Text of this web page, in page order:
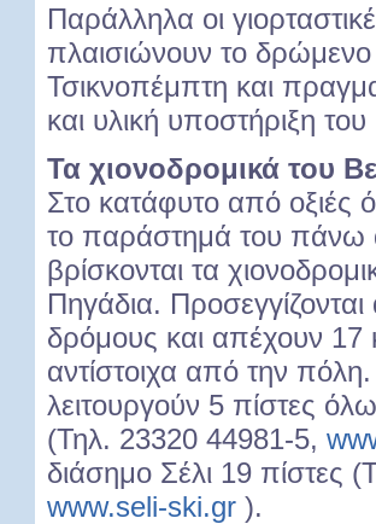
Παράλληλα οι
πλαισιώνουν το δρώμενο
Τσικνοπέμπτη και
και υλική υποστήριξη
Τα χιονοδρομικά του
Στο κατάφυτο από οξιές
το παράστημά του
βρίσκονται τα
Πηγάδια.
δρόμους και απέχουν 17
αντίστοιχα από την
λειτουργούν 5 πίστες
(Τηλ. 23320 44981-5,
διάσημο Σέλι 19 πίστες
www.seli-ski.gr ).